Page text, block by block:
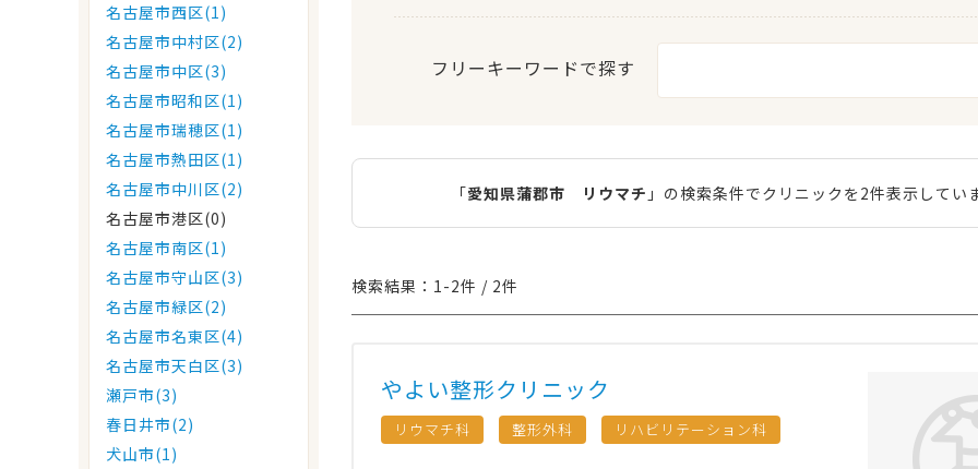
名古屋市西区(1)
名古屋市中村区(2)
名古屋市中区(3)
名古屋市昭和区(1)
名古屋市瑞穂区(1)
名古屋市熱田区(1)
名古屋市中川区(2)
名古屋市港区(0)
名古屋市南区(1)
名古屋市守山区(3)
名古屋市緑区(2)
名古屋市名東区(4)
名古屋市天白区(3)
瀬戸市(3)
春日井市(2)
犬山市(1)
フリーキーワードで探す
「愛知県蒲郡市 リウマチ 」の検索条件でクリニックを2件表示していま
検索結果：1-2件 / 2件
やよい整形クリニック
リウマチ科 整形外科 リハビリテーション科